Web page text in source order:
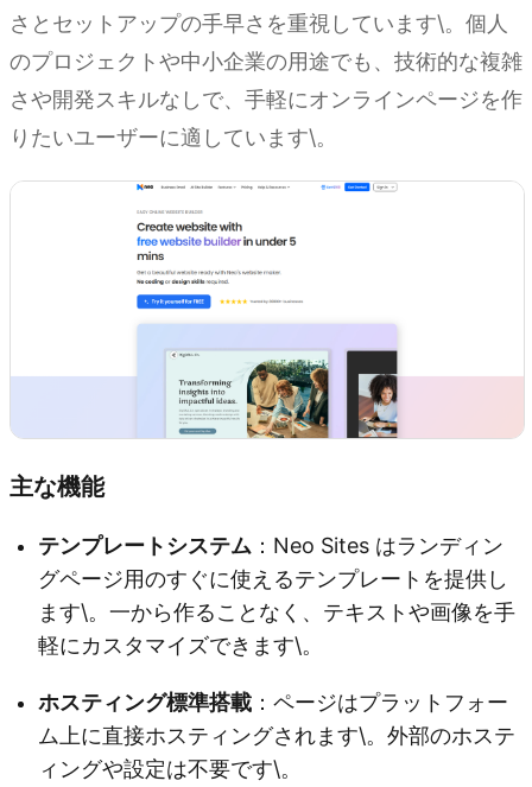
さとセットアップの手早さを重視しています\。個人
のプロジェクトや中小企業の用途でも、技術的な複雑
さや開発スキルなしで、手軽にオンラインページを作
りたいユーザーに適しています\。
主な機能
テンプレートシステム ：Neo Sites はランディン
グページ用のすぐに使えるテンプレートを提供し
ます\。一から作ることなく、テキストや画像を手
軽にカスタマイズできます\。
ホスティング標準搭載 ：ページはプラットフォー
ム上に直接ホスティングされます\。外部のホステ
ィングや設定は不要です\。